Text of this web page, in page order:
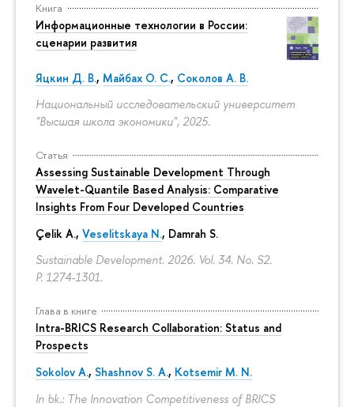
Книга
Информационные технологии в России:
сценарии развития
Яцкин Д. В., Майбах О. С., Соколов А. В.
Национальный исследовательский университет
"Высшая школа экономики", 2025.
Статья
Assessing Sustainable Development Through
Wavelet-Quantile Based Analysis: Comparative
Insights From Four Developed Countries
Çelik A., Veselitskaya N., Damrah S.
Sustainable Development. 2026. Vol. 34. No. S2.
P. 1274-1301.
Глава в книге
Intra-BRICS Research Collaboration: Status and
Prospects
Sokolov A., Shashnov S. A., Kotsemir M. N.
In bk.: The Innovation Competitiveness of BRICS